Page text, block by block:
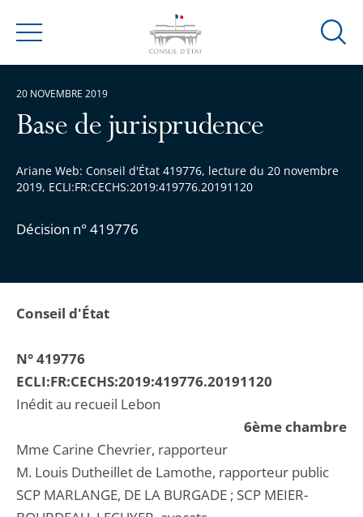
Menu
Ouvrir
Base de jurisprudence
Ariane Web: Conseil d'État 419776, lecture du 20 novembre
2019, ECLI:FR:CECHS:2019:419776.20191120
Décision n° 419776
20 NOVEMBRE 2019
Conseil d'État
N° 419776
ECLI:FR:CECHS:2019:419776.20191120
Inédit au recueil Lebon
6ème chambre
Mme Carine Chevrier, rapporteur
M. Louis Dutheillet de Lamothe, rapporteur public
SCP MARLANGE, DE LA BURGADE ; SCP MEIER-